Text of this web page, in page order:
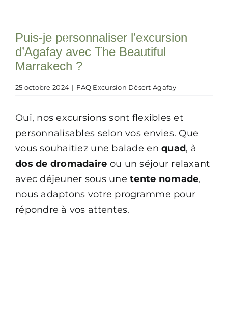
contenu
Toggle
Navigation
Accueil
Event
Notre concept
Blog
Rechercher:
Puis-je personnaliser l’excursion
d’Agafay avec The Beautiful
Marrakech ?
25 octobre 2024 | FAQ Excursion Désert Agafay
Oui, nos excursions sont flexibles et
personnalisables selon vos envies. Que
vous souhaitiez une balade enquad, à
dos de dromadaire ou un séjour relaxant
avec déjeuner sous unetente nomade,
nous adaptons votre programme pour
répondre à vos attentes.